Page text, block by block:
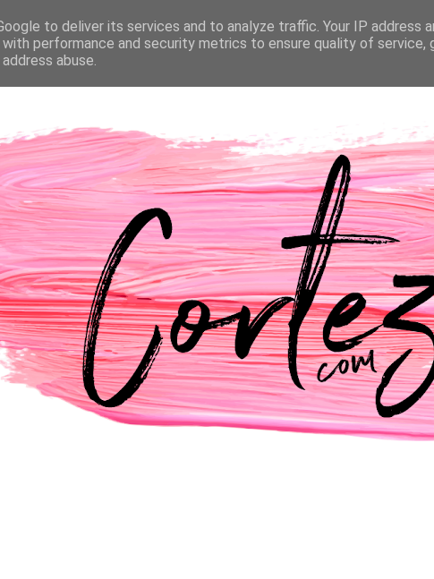
CONTACTOS PASSATEMPOS CASAMENTO
to deliver its services and to analyze traffic. Your IP address
with performance and security metrics to ensure quality of service,
abuse.